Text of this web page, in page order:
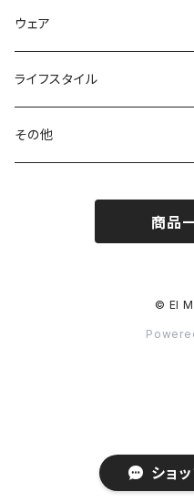
ショ
トートバッグ
パックアクセサリー
クッカー / カップ
カトラリー
ボトル
ストック
スノーシュー / アイゼン
スタッフサック
ナイフ / ツール
ウェア
トップス
ハードシェル / レインウェア
ウェアアクセサリー
ライフスタイル
その他
商品
© El